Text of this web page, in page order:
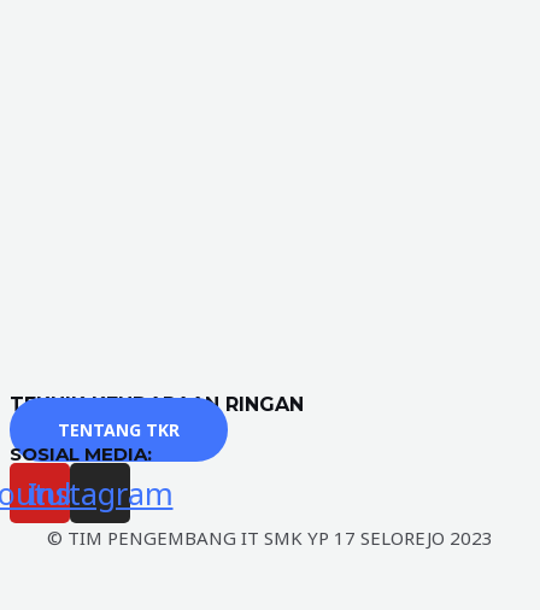
TEKNIK KENDARAAN RINGAN
TENTANG TKR
SOSIAL MEDIA:
Instagram
© TIM PENGEMBANG IT SMK YP 17 SELOREJO 2023